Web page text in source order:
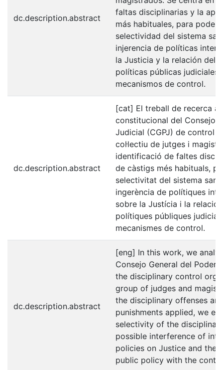
dc.description.abstract
faltas disciplinarias y la
más habituales, para poder
selectividad del sistema
injerencia de políticas
la Justicia y la relación del
políticas públicas judiciales
mecanismos de control.
dc.description.abstract
[cat] El treball de recerca
constitucional del Consejo
Judicial (CGPJ) de control
col·lectiu de jutges i
identificació de faltes
de càstigs més habituals,
selectivitat del sistema
ingerència de polítiques
sobre la Justícia i la relació
polítiques públiques
mecanismes de control.
dc.description.abstract
[eng] In this work, we
Consejo General del Poder
the disciplinary control
group of judges and
the disciplinary offenses
punishments applied, we
selectivity of the
possible interference of
policies on Justice and the
public policy with the